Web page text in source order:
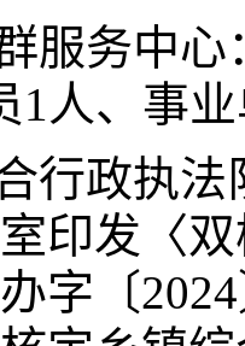
服务中
1人、事
行政执
印发〈
字〔